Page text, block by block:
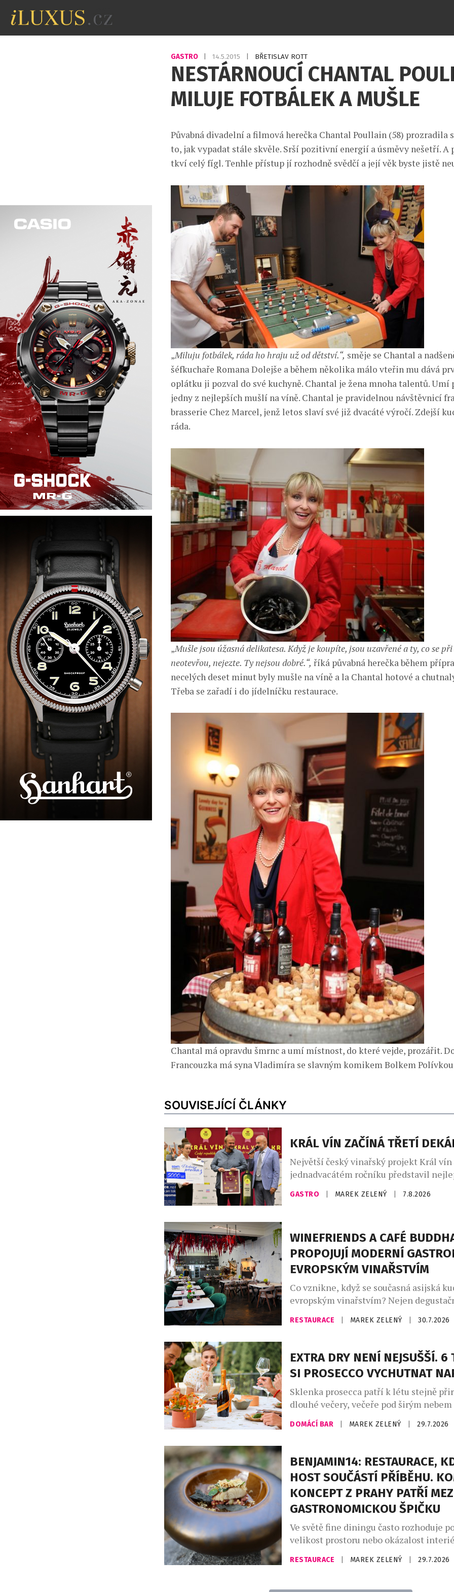
GASTRO 14.5.2015 BŘETISLAV ROTT
NESTÁRNOUCÍ CHANTAL
MILUJE FOTBÁLEK A MUŠLE
Půvabná divadelní a filmová herečka Chantal Poullain (58) prozradila
to, jak vypadat stále skvěle. Srší pozitivní energií a úsměvy nešetří. A
tkví celý fígl. Tenhle přístup jí rozhodně svědčí a její věk byste jistě
„Miluju fotbálek, ráda ho hraju už od dětství.“, směje se Chantal a
šéfkuchaře Romana Dolejše a během několika málo vteřin mu dává
oplátku ji pozval do své kuchyně. Chantal je žena mnoha talentů. Umí
jedny z nejlepších mušlí na víně. Chantal je pravidelnou návštěvnicí
brasserie Chez Marcel, jenž letos slaví své již dvacáté výročí. Zdejší
ráda.
„Mušle jsou úžasná delikatesa. Když je koupíte, jsou uzavřené a ty, co se
neotevřou, nejezte. Ty nejsou dobré.“, říká půvabná herečka během
necelých deset minut byly mušle na víně a la Chantal hotové a chutnaly
Třeba se zařadí i do jídelníčku restaurace.
Chantal má opravdu šmrnc a umí místnost, do které vejde, prozářit.
Francouzka má syna Vladimíra se slavným komikem Bolkem
SOUVISEJÍCÍ ČLÁNKY
KRÁL VÍN ZAČÍNÁ TŘETÍ
Největší český vinařský projekt Král vín
jednadvacátém ročníku představil
vína. Ta vybírala odborná porota z
vzorků od 157 vinařů. Král vín, který se
si klade za […]
GASTRO MAREK ZELENÝ 7.8.2026
WINEFRIENDS A CAFÉ
PROPOJUJÍ MODERNÍ
EVROPSKÝM VINAŘSTVÍM
Co vznikne, když se současná asijská
evropským vinařstvím? Nejen
série výjimečných večerů, které zvou
napříč kontinenty, chutěmi i vinařskými
připravila na podzim 2026 sérii tří
degustačních večerů. Dva z nich se
restauraci PRU58, jeden v […]
RESTAURACE MAREK ZELENÝ 30.7.2026
EXTRA DRY NENÍ NEJSUŠŠÍ. 6
SI PROSECCO VYCHUTNAT
Sklenka prosecca patří k létu stejně
dlouhé večery, večeře pod širým nebem
setkání s přáteli. Své pevné místo si
našich skleničkách. Česká republika je
jemně perlivého frizzante jí patří
místo. Mezinárodní den prosecca, který
připadá na […]
DOMÁCÍ BAR MAREK ZELENÝ 29.7.2026
BENJAMIN14: RESTAURACE,
HOST SOUČÁSTÍ PŘÍBĚHU.
KONCEPT Z PRAHY PATŘÍ
GASTRONOMICKOU ŠPIČKU
Ve světě fine diningu často rozhoduje
velikost prostoru nebo okázalost
Restaurace Benjamin14, která otevřela
roce 2018 v pražských Vršovicích, se
RESTAURACE MAREK ZELENÝ 29.7.2026